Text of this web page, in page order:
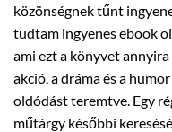
közönségnek tűnt
tudtam ingyenes ebook
ami ezt a könyvet annyira
akció, a dráma és a
oldódást teremtve. Egy
műtárgy későbbi